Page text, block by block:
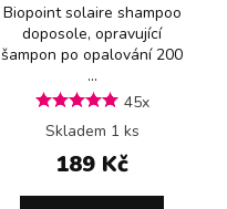
Biopoint solaire shampoo
doposole, opravující
šampon po opalování 200
...
45x
Skladem 1 ks
189 Kč